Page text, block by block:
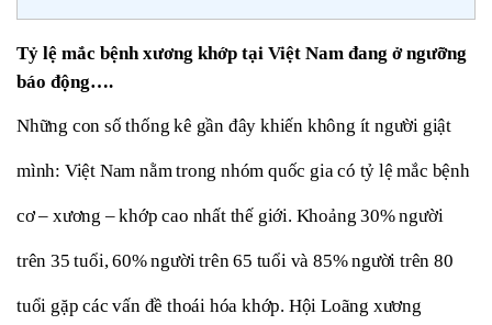
Tỷ lệ mắc bệnh xương khớp tại Việt Nam đang ở ngưỡng
báo động….
Những con số thống kê gần đây khiến không ít người giật
mình: Việt Nam nằm trong nhóm quốc gia có tỷ lệ mắc bệnh
cơ – xương – khớp cao nhất thế giới. Khoảng 30% người
trên 35 tuổi, 60% người trên 65 tuổi và 85% người trên 80
tuổi gặp các vấn đề thoái hóa khớp. Hội Loãng xương